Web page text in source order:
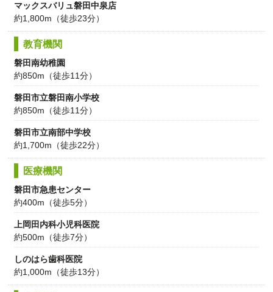
マックスバリュ磐田中泉店
約1,800m（徒歩23分）
教育機関
磐田南幼稚園
約850m（徒歩11分）
磐田市立磐田南小学校
約850m（徒歩11分）
磐田市立南部中学校
約1,700m（徒歩22分）
医療機関
磐田市急患センター
約400m（徒歩5分）
上岡田内科小児科医院
約500m（徒歩7分）
しのはら歯科医院
約1,000m（徒歩13分）